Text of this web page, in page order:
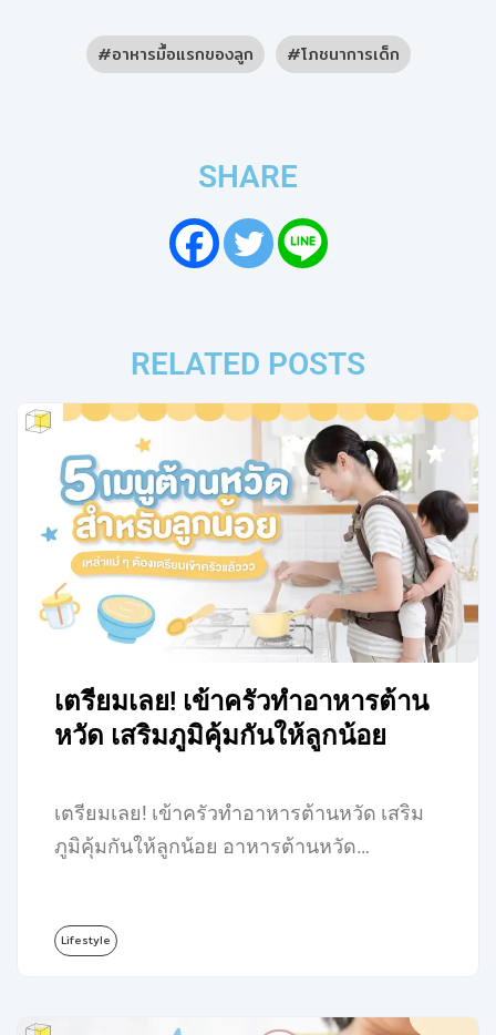
อาหารมื้อแรกของลูก โภชนาการเด็ก
SHARE
RELATED POSTS
เตรียมเลย! เข้าครัวทำอาหารต้าน
หวัด เสริมภูมิคุ้มกันให้ลูกน้อย
เตรียมเลย! เข้าครัวทำอาหารต้านหวัด เสริม
ภูมิคุ้มกันให้ลูกน้อย อาหารต้านหวัด…
Lifestyle